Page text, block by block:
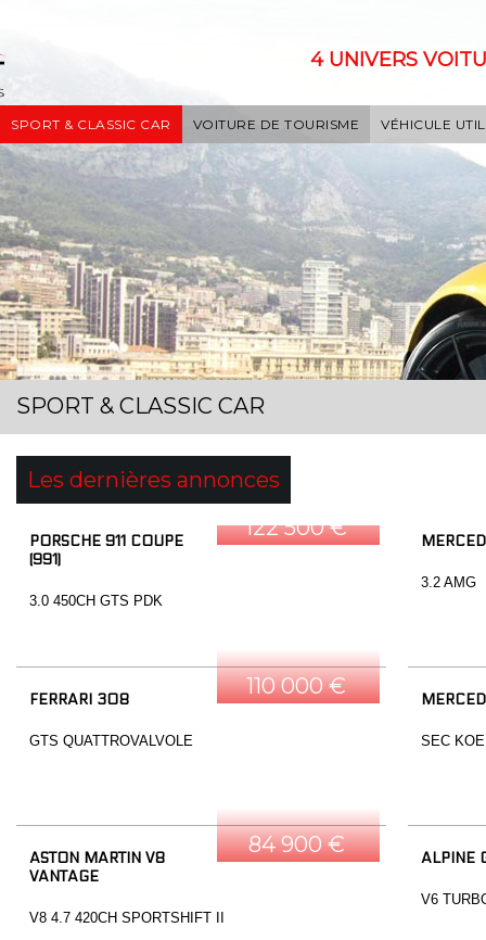
4 UNIVERS
SPORT & CLASSIC CAR VOITURE DE TOURISME VÉHICULE
SPORT & CLASSIC CAR
Les dernières annonces
122 500 €
PORSCHE 911 COUPE
(991)
3.0 450CH GTS PDK
3.2 AMG
110 000 €
FERRARI 308
GTS QUATTROVALVOLE SEC
84 900 €
ASTON MARTIN V8
VANTAGE
V8 4.7 420CH SPORTSHIFT II
ALPINE
V6